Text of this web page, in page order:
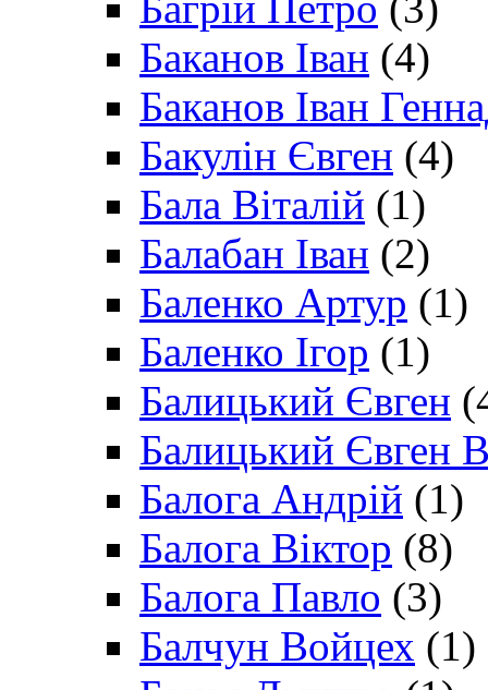
Баканов Іван (4)
Баканов Іван
Бакулін Євген (4)
Бала Віталій (1)
Балабан Іван (2)
Баленко Артур (1)
Баленко Ігор (1)
Балицький Євген
Балицький Євген
Балога Андрій (1)
Балога Віктор (8)
Балога Павло (3)
Балчун Войцех (1)